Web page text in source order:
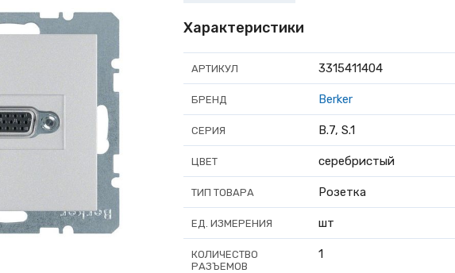
Характеристики
АРТИКУЛ 3315411404
БРЕНД Berker
СЕРИЯ B.7, S.1
ЦВЕТ серебристый
ТИП ТОВАРА Розетка
ЕД. ИЗМЕРЕНИЯ шт
КОЛИЧЕСТВО
РАЗЪЕМОВ
1